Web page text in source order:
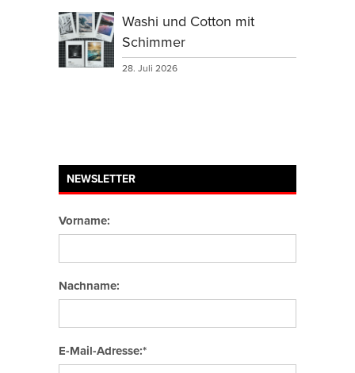
Washi und Cotton mit
Schimmer
28. Juli 2026
NEWSLETTER
Vorname:
Nachname:
E-Mail-Adresse:*